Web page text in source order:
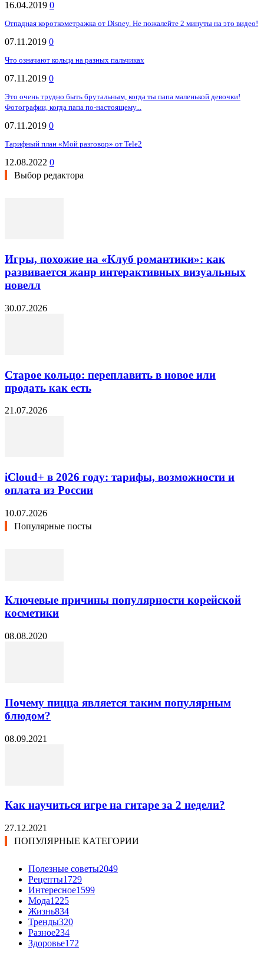
16.04.2019 0
Отпадная короткометражка от Disney. Не пожалейте 2 минуты на это видео!
07.11.2019 0
Что означают кольца на разных пальчиках
07.11.2019 0
Это очень трудно быть брутальным, когда ты папа маленькой девочки!
Фотографии, когда папа по-настоящему...
07.11.2019 0
Тарифный план «Мой разговор» от Tele2
12.08.2022 0
Выбор редактора
Игры, похожие на «Клуб романтики»: как
развивается жанр интерактивных визуальных
новелл
30.07.2026
Старое кольцо: переплавить в новое или
продать как есть
21.07.2026
iCloud+ в 2026 году: тарифы, возможности и
оплата из России
10.07.2026
Популярные посты
Ключевые причины популярности корейской
косметики
08.08.2020
Почему пицца является таким популярным
блюдом?
08.09.2021
Как научиться игре на гитаре за 2 недели?
27.12.2021
ПОПУЛЯРНЫЕ КАТЕГОРИИ
Полезные советы2049
Рецепты1729
Интересное1599
Мода1225
Жизнь834
Тренды320
Разное234
Здоровье172